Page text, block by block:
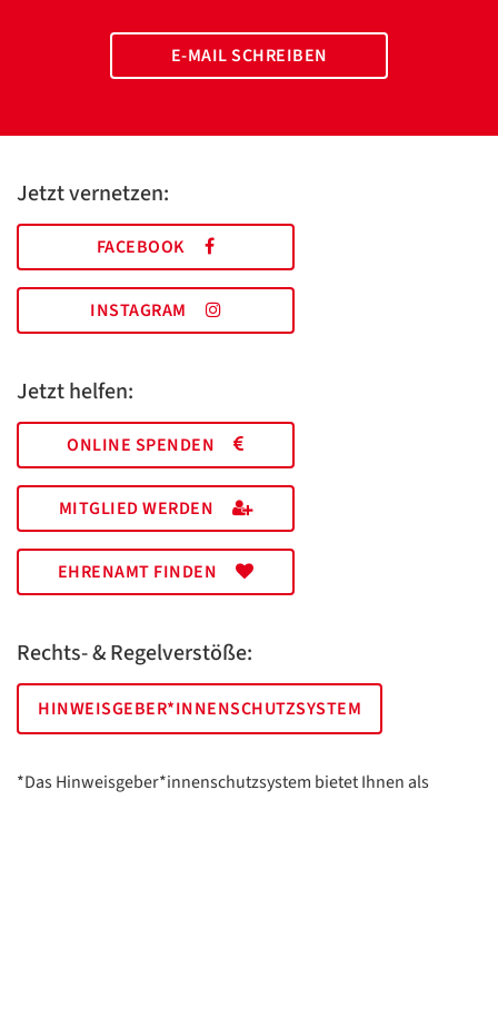
E-MAIL SCHREIBEN
Jetzt vernetzen:
FACEBOOK
INSTAGRAM
Jetzt helfen:
ONLINE SPENDEN
MITGLIED WERDEN
EHRENAMT FINDEN
Rechts- & Regelverstöße:
HINWEISGEBER*INNENSCHUTZSYSTEM
*Das Hinweisgeber*innenschutzsystem bietet Ihnen als